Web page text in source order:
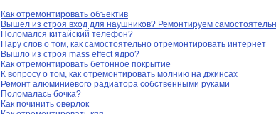
Как отремонтировать объектив
Вышел из строя вход для наушников? Ремонтируем
Поломался китайский телефон?
Пару слов о том, как самостоятельно отремонтировать интернет
Вышло из строя mass effect ядро?
Как отремонтировать бетонное покрытие
К вопросу о том, как отремонтировать молнию на джинсах
Ремонт алюминиевого радиатора собственными руками
Поломалась бочка?
Как починить оверлок